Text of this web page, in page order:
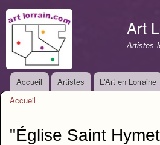
Art
Artistes
Menu principal
Accueil Artistes L'Art en Lorraine
Accueil
"Église Saint